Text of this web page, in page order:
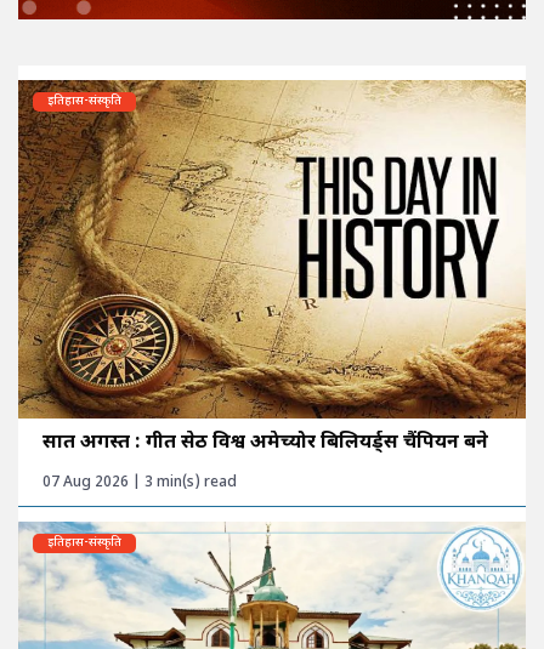
इतिहास-संस्कृति
सात अगस्त : गीत सेठी विश्व अमेच्योर बिलियर्ड्स चैंपियन बने
07 Aug 2026 | 3 min(s) read
इतिहास-संस्कृति